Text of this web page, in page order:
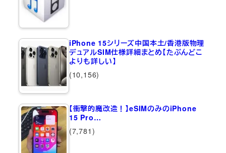
iPhone 15シリーズ中国本土/香港版物理
デュアルSIM仕様詳細まとめ【たぶんどこ
よりも詳しい】
(10,156)
【衝撃的魔改造！】eSIMのみのiPhone
15 Pro…
(7,781)